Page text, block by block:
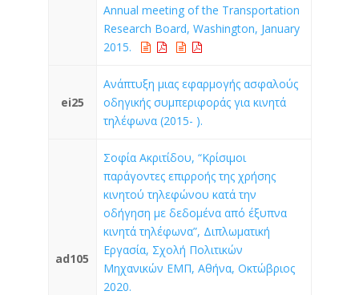
Annual meeting of the Transportation
Research Board, Washington, January
2015.
ei25
Ανάπτυξη μιας εφαρμογής ασφαλούς
οδηγικής συμπεριφοράς για κινητά
τηλέφωνα (2015- ).
ad105
Σοφία Ακριτίδου, “Κρίσιμοι
παράγοντες επιρροής της χρήσης
κινητού τηλεφώνου κατά την
οδήγηση με δεδομένα από έξυπνα
κινητά τηλέφωνα”, Διπλωματική
Εργασία, Σχολή Πολιτικών
Μηχανικών ΕΜΠ, Αθήνα, Οκτώβριος
2020.